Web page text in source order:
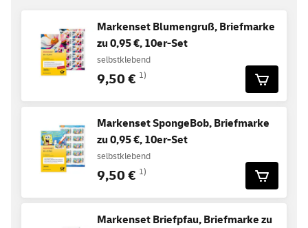
Markenset Blumengruß, Briefmarke
zu 0,95 €, 10er-Set
selbstklebend
9,50 € 1)
Markenset SpongeBob, Briefmarke
zu 0,95 €, 10er-Set
selbstklebend
9,50 € 1)
Markenset Briefpfau, Briefmarke zu